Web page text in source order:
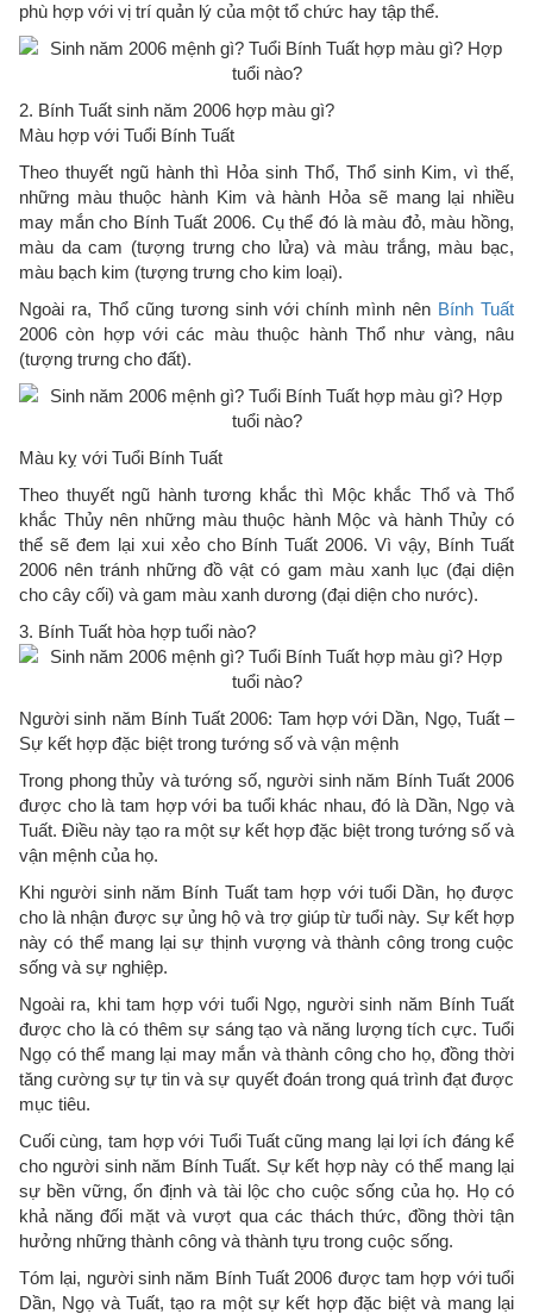
phù hợp với vị trí quản lý của một tổ chức hay tập thể.
2. Bính Tuất sinh năm 2006 hợp màu gì?
Màu hợp với Tuổi Bính Tuất
Theo thuyết ngũ hành thì Hỏa sinh Thổ, Thổ sinh Kim, vì thế,
những màu thuộc hành Kim và hành Hỏa sẽ mang lại nhiều
may mắn cho Bính Tuất 2006. Cụ thể đó là màu đỏ, màu hồng,
màu da cam (tượng trưng cho lửa) và màu trắng, màu bạc,
màu bạch kim (tượng trưng cho kim loại).
Ngoài ra, Thổ cũng tương sinh với chính mình nên Bính Tuất
2006 còn hợp với các màu thuộc hành Thổ như vàng, nâu
(tượng trưng cho đất).
Màu kỵ với Tuổi Bính Tuất
Theo thuyết ngũ hành tương khắc thì Mộc khắc Thổ và Thổ
khắc Thủy nên những màu thuộc hành Mộc và hành Thủy có
thể sẽ đem lại xui xẻo cho Bính Tuất 2006. Vì vậy, Bính Tuất
2006 nên tránh những đồ vật có gam màu xanh lục (đại diện
cho cây cối) và gam màu xanh dương (đại diện cho nước).
3. Bính Tuất hòa hợp tuổi nào?
Người sinh năm Bính Tuất 2006: Tam hợp với Dần, Ngọ, Tuất –
Sự kết hợp đặc biệt trong tướng số và vận mệnh
Trong phong thủy và tướng số, người sinh năm Bính Tuất 2006
được cho là tam hợp với ba tuổi khác nhau, đó là Dần, Ngọ và
Tuất. Điều này tạo ra một sự kết hợp đặc biệt trong tướng số và
vận mệnh của họ.
Khi người sinh năm Bính Tuất tam hợp với tuổi Dần, họ được
cho là nhận được sự ủng hộ và trợ giúp từ tuổi này. Sự kết hợp
này có thể mang lại sự thịnh vượng và thành công trong cuộc
sống và sự nghiệp.
Ngoài ra, khi tam hợp với tuổi Ngọ, người sinh năm Bính Tuất
được cho là có thêm sự sáng tạo và năng lượng tích cực. Tuổi
Ngọ có thể mang lại may mắn và thành công cho họ, đồng thời
tăng cường sự tự tin và sự quyết đoán trong quá trình đạt được
mục tiêu.
Cuối cùng, tam hợp với Tuổi Tuất cũng mang lại lợi ích đáng kể
cho người sinh năm Bính Tuất. Sự kết hợp này có thể mang lại
sự bền vững, ổn định và tài lộc cho cuộc sống của họ. Họ có
khả năng đối mặt và vượt qua các thách thức, đồng thời tận
hưởng những thành công và thành tựu trong cuộc sống.
Tóm lại, người sinh năm Bính Tuất 2006 được tam hợp với tuổi
Dần, Ngọ và Tuất, tạo ra một sự kết hợp đặc biệt và mang lại